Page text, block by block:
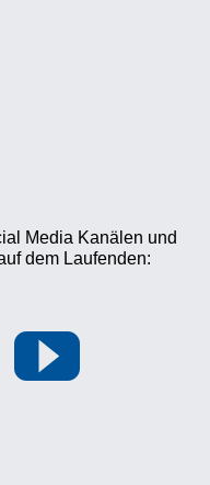
Media Kanälen und
dem Laufenden: